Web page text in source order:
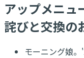
アップメニュ
詫びと交換の
モーニング娘。